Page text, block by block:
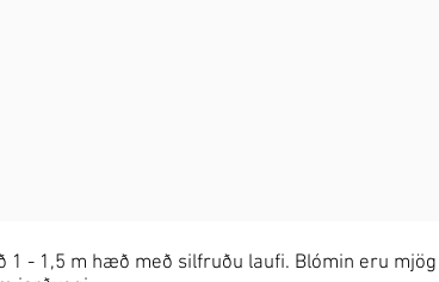
- 1,5 m hæð með silfruðu laufi. Blómin eru